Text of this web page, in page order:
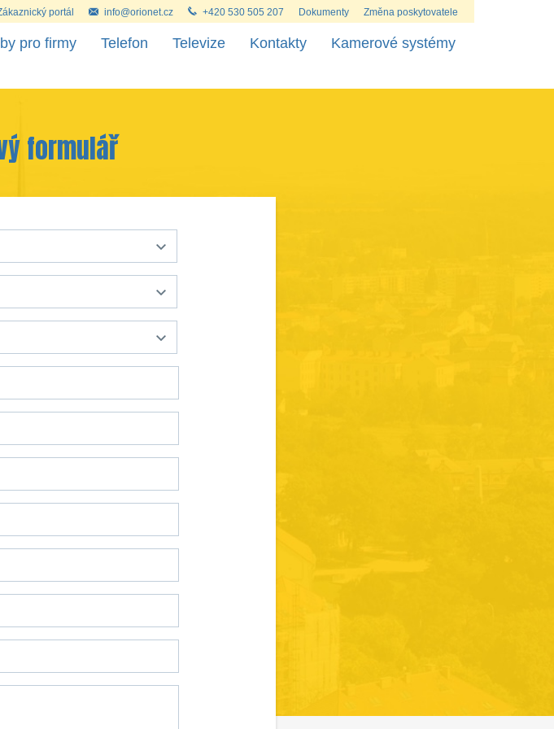
portál info@orionet.cz +420 530 505 207 Dokumenty Změna poskytovatele
pro firmy Telefon Televize Kontakty Kamerové systémy
formulář